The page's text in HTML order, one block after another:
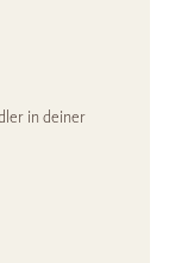
in deiner